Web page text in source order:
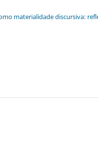
materialidade discursiva: